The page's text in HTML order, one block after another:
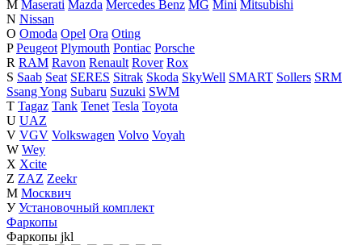
M Maserati Mazda Mercedes Benz MG Mini Mitsubishi
N Nissan
O Omoda Opel Ora Oting
P Peugeot Plymouth Pontiac Porsche
R RAM Ravon Renault Rover Rox
S Saab Seat SERES Sitrak Skoda SkyWell SMART Sollers SRM
Ssang Yong Subaru Suzuki SWM
T Tagaz Tank Tenet Tesla Toyota
U UAZ
V VGV Volkswagen Volvo Voyah
W Wey
X Xcite
Z ZAZ Zeekr
М Москвич
У Установочный комплект
Фаркопы
Фаркопы jkl